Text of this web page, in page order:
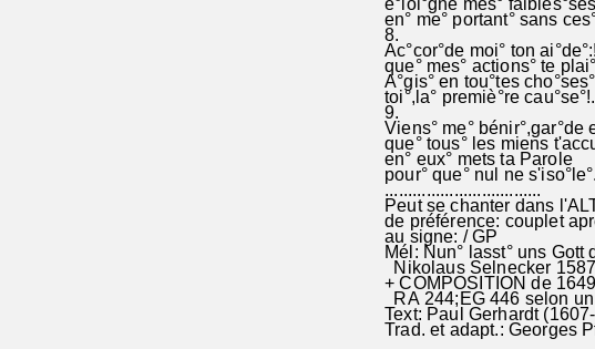
é°loi°gne mes°
en° me° portant° sans
8.
Ac°cor°de moi° ton ai°de°:!
que° mes° actions° te
A°gis° en tou°tes
toi°,la° premiè°re cau°se°!.
9.
Viens° me°
que° tous° les miens
en° eux° mets ta Parole
pour° que° nul ne
..................................
Peut se chanter dans
de préférence: couplet
au signe: / GP
Mél: Nun° lasst° uns Gott
Nikolaus Selnecker
+ COMPOSITION de
RA 244;EG 446 selon
Text: Paul Gerhardt
Trad. et adapt.: Georges